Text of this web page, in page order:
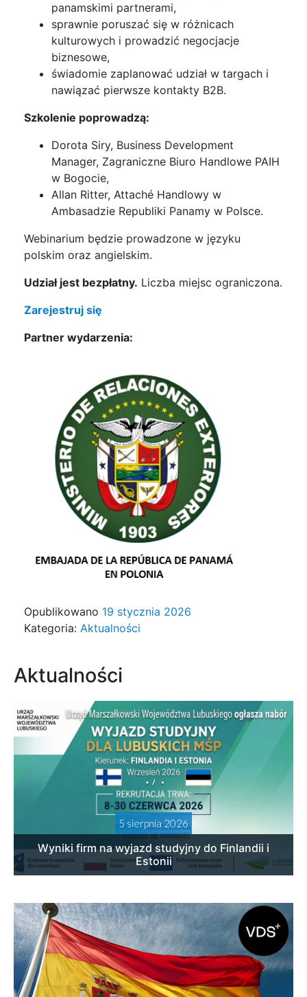
panamskimi partnerami,
sprawnie poruszać się w różnicach
kulturowych i prowadzić negocjacje
biznesowe,
świadomie zaplanować udział w targach i
nawiązać pierwsze kontakty B2B.
Szkolenie poprowadzą:
Dorota Siry, Business Development
Manager, Zagraniczne Biuro Handlowe PAIH
w Bogocie,
Allan Ritter, Attaché Handlowy w
Ambasadzie Republiki Panamy w Polsce.
Webinarium będzie prowadzone w języku
polskim oraz angielskim.
Udział jest bezpłatny. Liczba miejsc ograniczona.
Zarejestruj się
Partner wydarzenia:
Opublikowano 19 stycznia 2026
Kategoria: Aktualności
Aktualności
5 sierpnia 2026
Wyniki firm na wyjazd studyjny do Finlandii i
Estonii